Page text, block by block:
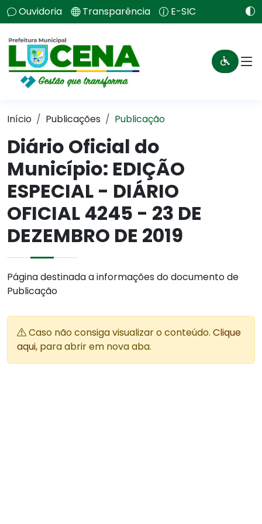
Ouvidoria Transparência E-SIC
Início Publicações Publicação
Diário Oficial do
Município: EDIÇÃO
ESPECIAL - DIÁRIO
OFICIAL 4245 - 23 DE
DEZEMBRO DE 2019
Página destinada a informações do documento de
Publicação
Caso não consiga visualizar o conteúdo. Clique
aqui, para abrir em nova aba.